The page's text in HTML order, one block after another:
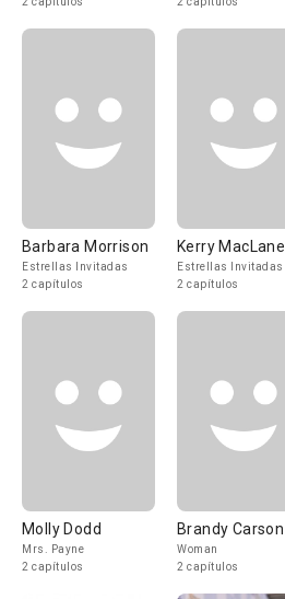
Barbara Morrison
Estrellas Invitadas
2 capítulos
Kerry MacLane
Estrellas Invitadas
2 capítulos
Molly Dodd
Mrs. Payne
2 capítulos
Brandy Carson
Woman
2 capítulos